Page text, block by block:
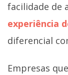
facilidade de
experiência
diferencial
Empresas